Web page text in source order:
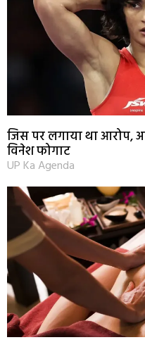
जिस पर लगाया था आरोप,
विनेश फोगाट
UP Ka Agenda